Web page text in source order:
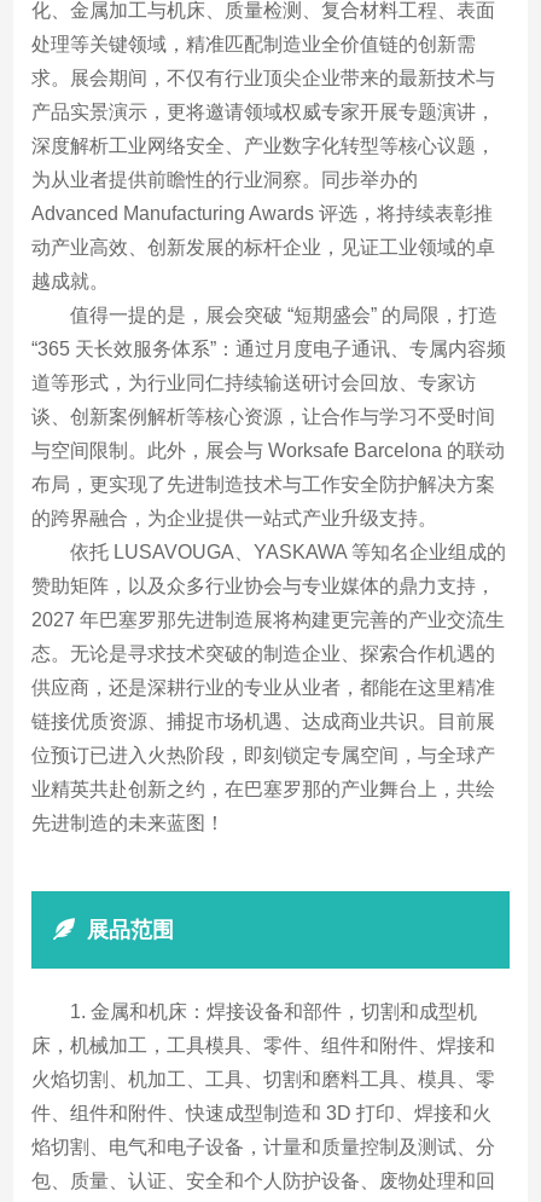
化、金属加工与机床、质量检测、复合材料工程、表面
处理等关键领域，精准匹配制造业全价值链的创新需
求。展会期间，不仅有行业顶尖企业带来的最新技术与
产品实景演示，更将邀请领域权威专家开展专题演讲，
深度解析工业网络安全、产业数字化转型等核心议题，
为从业者提供前瞻性的行业洞察。同步举办的
Advanced Manufacturing Awards 评选，将持续表彰推
动产业高效、创新发展的标杆企业，见证工业领域的卓
越成就。
值得一提的是，展会突破 “短期盛会” 的局限，打造
“365 天长效服务体系”：通过月度电子通讯、专属内容频
道等形式，为行业同仁持续输送研讨会回放、专家访
谈、创新案例解析等核心资源，让合作与学习不受时间
与空间限制。此外，展会与 Worksafe Barcelona 的联动
布局，更实现了先进制造技术与工作安全防护解决方案
的跨界融合，为企业提供一站式产业升级支持。
依托 LUSAVOUGA、YASKAWA 等知名企业组成的
赞助矩阵，以及众多行业协会与专业媒体的鼎力支持，
2027 年巴塞罗那先进制造展将构建更完善的产业交流生
态。无论是寻求技术突破的制造企业、探索合作机遇的
供应商，还是深耕行业的专业从业者，都能在这里精准
链接优质资源、捕捉市场机遇、达成商业共识。目前展
位预订已进入火热阶段，即刻锁定专属空间，与全球产
业精英共赴创新之约，在巴塞罗那的产业舞台上，共绘
先进制造的未来蓝图！
展品范围
1. 金属和机床：焊接设备和部件，切割和成型机
床，机械加工，工具模具、零件、组件和附件、焊接和
火焰切割、机加工、工具、切割和磨料工具、模具、零
件、组件和附件、快速成型制造和 3D 打印、焊接和火
焰切割、电气和电子设备，计量和质量控制及测试、分
包、质量、认证、安全和个人防护设备、废物处理和回